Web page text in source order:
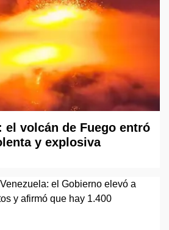
el volcán de Fuego entró
y explosiva